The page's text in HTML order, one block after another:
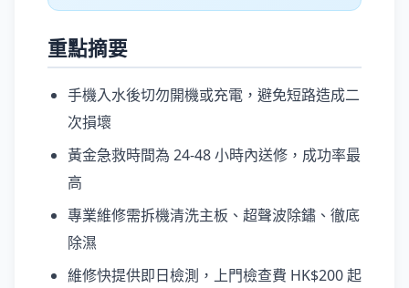
重點摘要
手機入水後切勿開機或充電，避免短路造成二
次損壞
黃金急救時間為 24-48 小時內送修，成功率最
高
專業維修需拆機清洗主板、超聲波除鏽、徹底
除濕
維修快提供即日檢測，上門檢查費 HK$200 起